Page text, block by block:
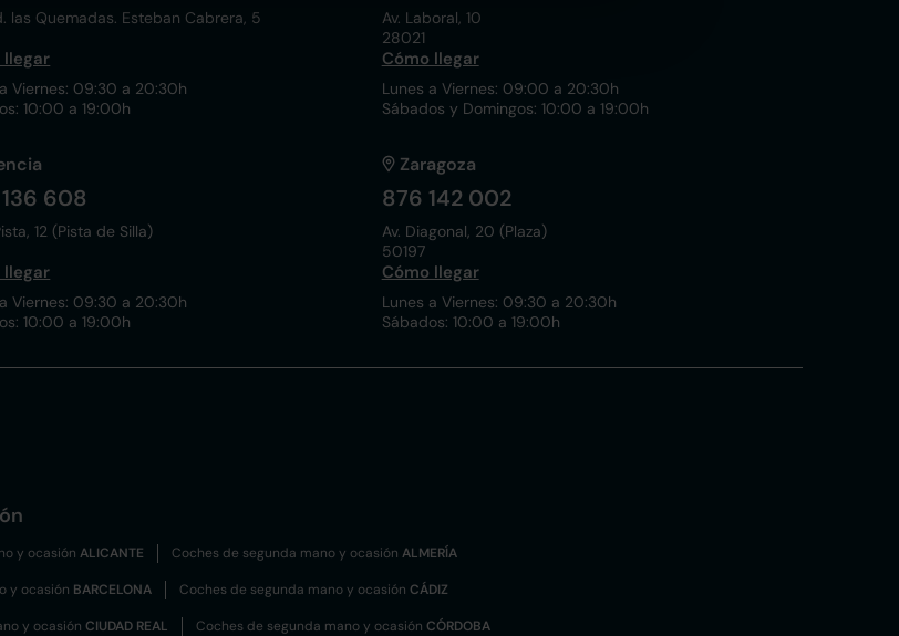
las Quemadas. Esteban Cabrera, 5
llegar
Viernes: 09:30 a 20:30h
10:00 a 19:00h
Av. Laboral, 10
28021
Cómo llegar
Lunes a Viernes: 09:00 a 20:30h
Sábados y Domingos: 10:00 a 19:00h
608
12 (Pista de Silla)
llegar
Viernes: 09:30 a 20:30h
10:00 a 19:00h
Zaragoza
876 142 002
Av. Diagonal, 20 (Plaza)
50197
Cómo llegar
Lunes a Viernes: 09:30 a 20:30h
Sábados: 10:00 a 19:00h
y ocasión ALICANTE Coches de segunda mano y ocasión ALMERÍA
y ocasión BARCELONA Coches de segunda mano y ocasión CÁDIZ
y ocasión CIUDAD REAL Coches de segunda mano y ocasión CÓRDOBA